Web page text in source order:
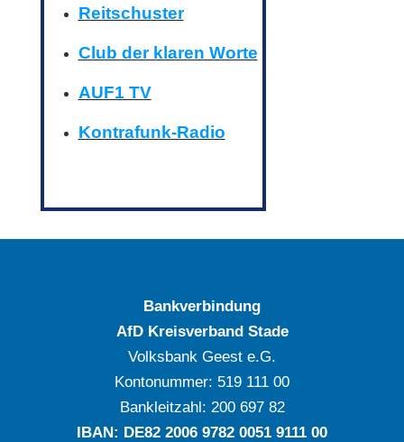
Reitschuster
Club der klaren Worte
AUF1 TV
Kontrafunk-Radio
Bankverbindung
AfD Kreisverband Stade
Volksbank Geest e.G.
Kontonummer: ‍519 111 00
Bankleitzahl: ‍200 697 82
IBAN: DE‍82 ‍2006 ‍9782 ‍0051 ‍9111 ‍00